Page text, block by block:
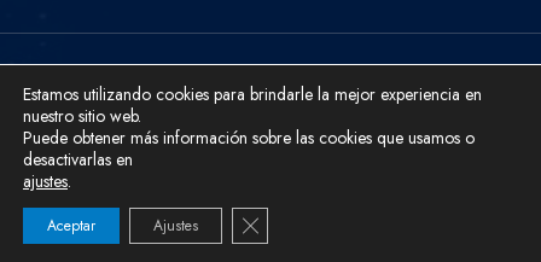
Copyright © 2026 Diseñado y desarrollado por Serboweb
Ingeniería Informática.
Aviso Legal
Política De Privacidad
Estamos utilizando cookies para brindarle la mejor experiencia en
nuestro sitio web.
Puede obtener más información sobre las cookies que usamos o
desactivarlas en
ajustes.
Aceptar Ajustes Cerrar el banner de cookies RGPD